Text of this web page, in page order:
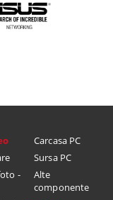
-
Carcasa PC
Sursa PC
Alte
componente